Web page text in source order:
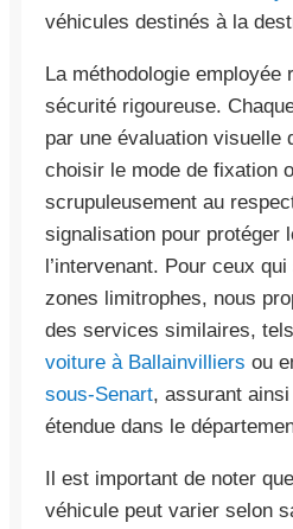
véhicules destinés à la
La méthodologie employée
sécurité rigoureuse.
par une évaluation visuelle
choisir le mode de fixation
scrupuleusement au
signalisation pour protéger
l’intervenant. Pour ceux
zones limitrophes, nous
des services similaires,
voiture à Ballainvilliers ou
sous-Senart, assurant
étendue dans le
Il est important de noter
véhicule peut varier selon